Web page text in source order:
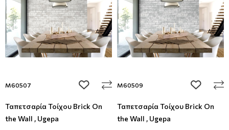
M60507 add to wishlist
Ταπετσαρία Τοίχου Brick On
the Wall , Ugepa
M60509 add to
Ταπετσαρία Τοίχου Brick On
the Wall , Ugepa